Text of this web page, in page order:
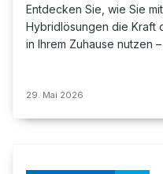
Entdecken Sie, wie Sie
Hybridlösungen die Kraft
in Ihrem Zuhause nutzen
29. Mai 2026